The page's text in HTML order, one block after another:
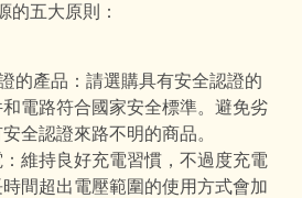
的五大原則：
的產品：請選購具有安全認證的
電路符合國家安全標準。避免劣
全認證來路不明的商品。
維持良好充電習慣，不過度充電
間超出電壓範圍的使用方式會加